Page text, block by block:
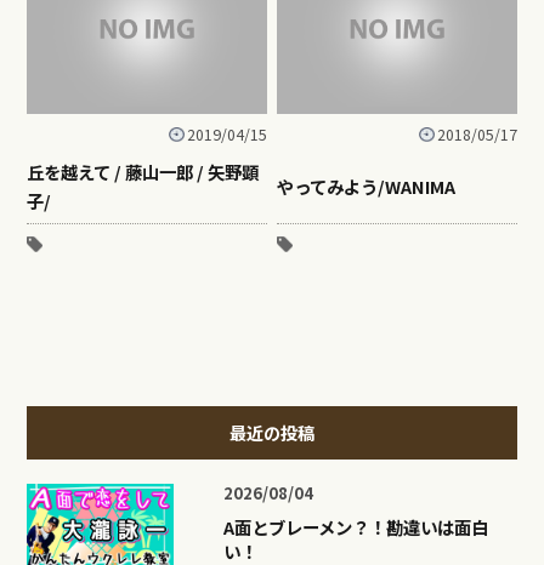
2019/04/15
丘を越えて / 藤山一郎 / 矢野顕
子/
2018/05/17
やってみよう/WANIMA
最近の投稿
2026/08/04
A面とブレーメン？！勘違いは面白
い！